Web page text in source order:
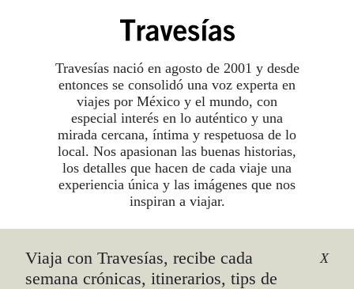
Viaja con Travesías, recibe cada
semana crónicas, itinerarios, tips de
X
Travesías nació en agosto de 2001 y desde
entonces se consolidó una voz experta en
viajes por México y el mundo, con
especial interés en lo auténtico y una
mirada cercana, íntima y respetuosa de lo
local. Nos apasionan las buenas historias,
los detalles que hacen de cada viaje una
experiencia única y las imágenes que nos
inspiran a viajar.
©2026 DERECHOS RESERVADOS.
TRAVESÍAS ES UNA MARCA REGISTRADA
AVISO DE PRIVACIDAD